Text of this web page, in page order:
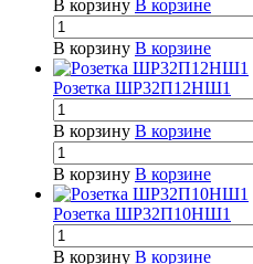
В корзину В корзине
В корзину В корзине
Розетка ШР32П12НШ1
В корзину В корзине
В корзину В корзине
Розетка ШР32П10НШ1
В корзину В корзине